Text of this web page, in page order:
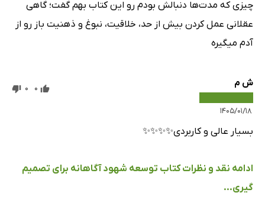
چیزی که مدت‌ها دنبالش بودم رو این کتاب بهم گفت؛ گاهی
عقلانی عمل کردن بیش از حد، خلاقیت، نبوغ و ذهنیت باز رو از
آدم میگیره
ش م
۱۴۰۵/۰۱/۱۸
0
0
بسیار عالی و کاربردی✨✨✨✨
ادامه نقد و نظرات کتاب توسعه شهود آگاهانه برای تصمیم‌
گیری...